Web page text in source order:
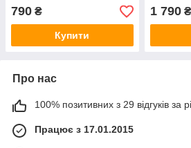
повсякденна, бренд пума)
790 ₴
Купити
1 790₴
Про нас
100% позитивних з 29 відгуків за
Працює з 17.01.2015